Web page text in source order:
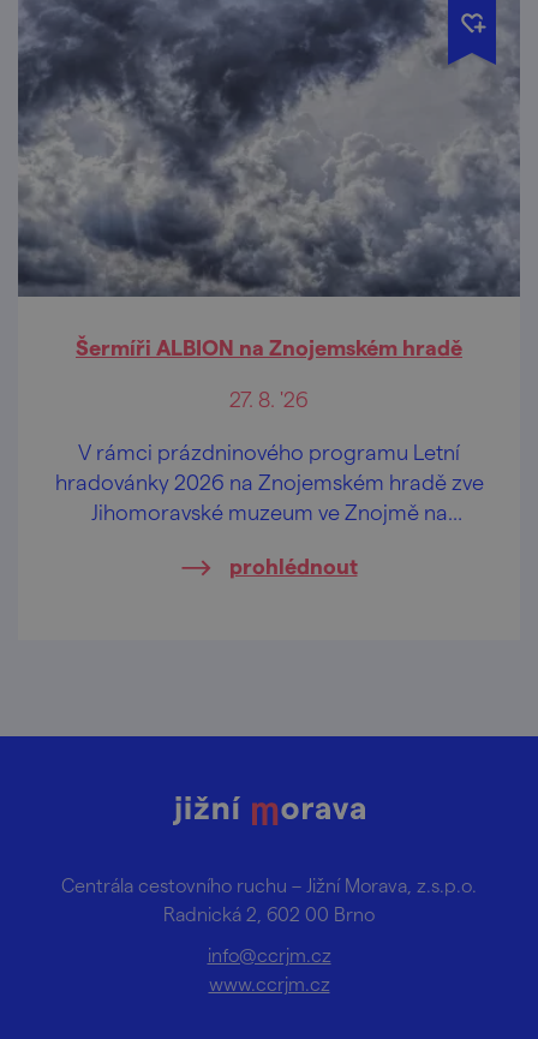
Šermíři ALBION na Znojemském hradě
27. 8. '26
V rámci prázdninového programu Letní
hradovánky 2026 na Znojemském hradě zve
Jihomoravské muzeum ve Znojmě na
prohlédnout
Centrála cestovního ruchu – Jižní Morava, z.s.p.o.
Radnická 2, 602 00 Brno
info@ccrjm.cz
www.ccrjm.cz